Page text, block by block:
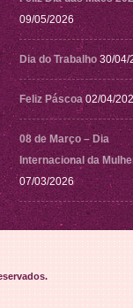
09/05/2026
Dia do Trabalho 30/04/
Feliz Páscoa 02/04/
08 de Março – Dia
Internacional da
07/03/2026